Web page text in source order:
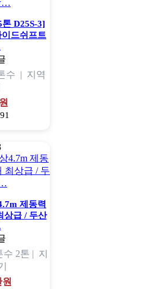
D25S-3]
드쉬프트
수 | 지역
제동력
상급 / 두산
수 2톤 | 지
원